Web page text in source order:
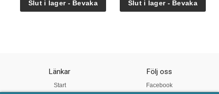
Länkar
Start
Följ oss
Facebook